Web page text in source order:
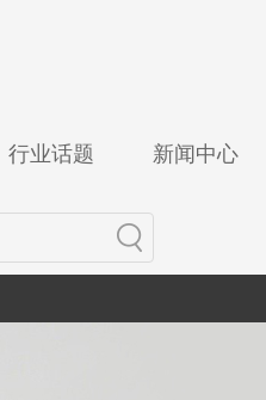
行业话题 新闻中心